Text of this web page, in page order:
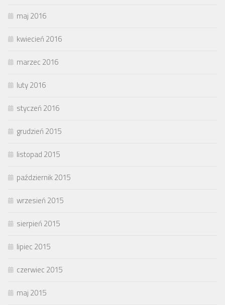
maj 2016
kwiecień 2016
marzec 2016
luty 2016
styczeń 2016
grudzień 2015
listopad 2015
październik 2015
wrzesień 2015
sierpień 2015
lipiec 2015
czerwiec 2015
maj 2015